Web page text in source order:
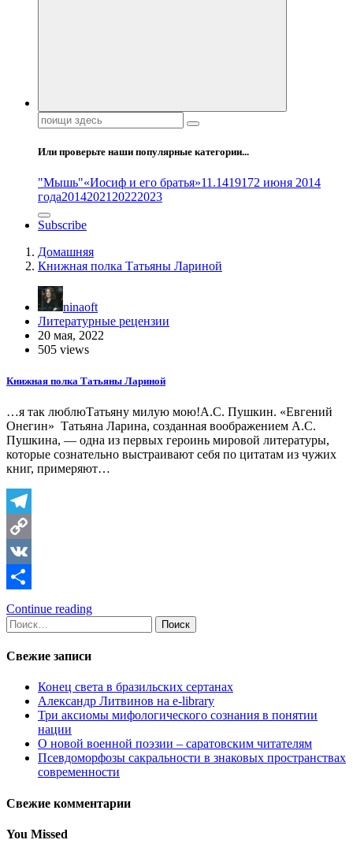
Поиск:
Или проверьте наши популярные категории...
"Мышь"«Иосиф и его братья»11.1419172 июня 2014
года2014202120222023
Subscribe
Домашняя
Книжная полка Татьяны Лариной
ninaoft
Литературные рецензии
20 мая, 2022
505 views
Книжная полка Татьяны Лариной
…я так люблюТатьяну милую мою!А.С. Пушкин. «Евгений
Онегин» Татьяна Ларина, созданная воображением А.С.
Пушкина, — одна из первых героинь мировой литературы,
которые сознательно выстраивают себя по цитатам из чужих
книг, примеряют…
Telegram
Copy
Link
VK
Отправить
Continue reading
Найти:
Свежие записи
Конец света в бразильских сертанах
Александр Литвинов на e-library
Три аксиомы мифологического сознания в понятии
нации
О новой военной поэзии – саратовским читателям
Псевдоморфозы сакральности в знаковых пространствах
современности
Свежие комментарии
You Missed